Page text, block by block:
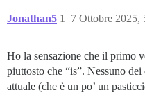
Jonathan5 7 Ottobre 2025,
1
Ho la sensazione che il primo
piuttosto che “is”. Nessuno
attuale (che è un po’ un